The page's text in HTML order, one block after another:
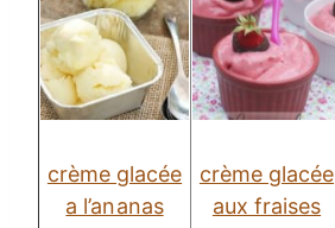
crème glacée
a l’ananas
crème glacée
aux fraises